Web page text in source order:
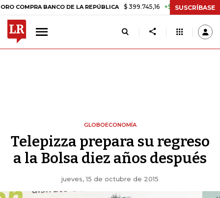
BANCO DE LA REPÚBLICA $ 399.745,16 +$ 2.295,71 +0,58%
SUSCRÍBASE
GLOBOECONOMÍA
Telepizza prepara su regreso
a la Bolsa diez años después
jueves, 15 de octubre de 2015